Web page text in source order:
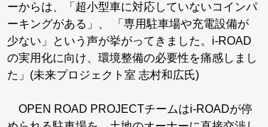
ーからは、「超小型車に対応していないコインパ
ーキングがある」、 「専用駐車場や充電設備が
少ない」という声が挙がってきました。i-ROAD
の実用化に向け、環境整備の必要性を痛感しまし
た」(未来プロジェクト室 志村和広氏)
OPEN ROAD PROJECTチームはi-ROADが停